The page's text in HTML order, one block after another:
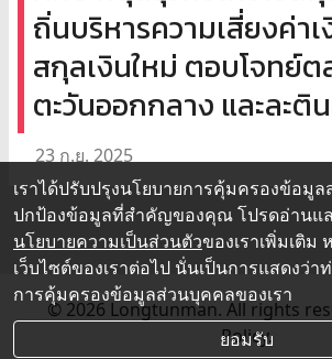
ถิ่นบริหารความเสี่ยงค่าเ
สกุลเงินใหม่ ตอบโจทย์ต
ตะวันออกกลาง และละติ
23 ก.ย. 2025
© 2026 Longtunman. All rights
Policy.
เราได้ปรับปรุงนโยบายการคุ้มครองข้อมู
ปกป้องข้อมูลที่สำคัญของคุณ โปรดอ่านแล
นโยบายความเป็นส่วนตัวของเราเพิ่มเติม
เว็บไซต์ของเราต่อไป นั่นเป็นการแสดงว่
การคุ้มครองข้อมูลส่วนบุคคลของเรา
ยอมรับ